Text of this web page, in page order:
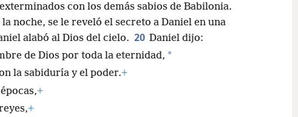
en cuanto a ese secreto, para que ni Daniel ni
con los demás sabios de Babilonia.
noche, se le reveló el secreto a Daniel en una
alabó al Dios del cielo. 20 Daniel dijo:
de Dios por toda la eternidad,
la sabiduría y el poder.